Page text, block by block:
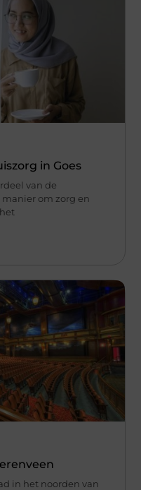
in Goes
van de
om zorg en
in het noorden van